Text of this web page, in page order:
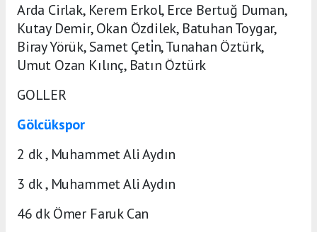
Arda Cirlak, Kerem Erkol, Erce Bertuğ Duman,
Kutay Demir, Okan Özdilek, Batuhan Toygar,
Biray Yörük, Samet Çeti̇n, Tunahan Öztürk,
Umut Ozan Kılınç, Batın Öztürk
GOLLER
Gölcükspor
2 dk , Muhammet Ali Aydın
3 dk , Muhammet Ali Aydın
46 dk Ömer Faruk Can